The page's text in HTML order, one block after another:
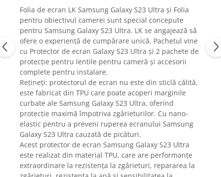
Imbracaminte barbati
Imbracaminte femei
Imbracaminte si Incaltaminte copii
Incaltaminte barbati
Incaltaminte femei
Ochelari de soare
Ochelari de vedere
Gaming, Carti & Birotica
Birotica & Papetarie
Console, Jocuri & Accesorii
Ingrijire personala & Cosmetice
Accesorii aparate de ras electrice
Accesorii aparate hair styling
Folia de ecran LK Samsung Galaxy S23 Ultra și Folia
pentru obiectivul camerei sunt special concepute
pentru Samsung Galaxy S23 Ultra. LK se angajează să
ofere o experiență de cumpărare unică. Pachetul vine
cu Protector de ecran Galaxy S23 Ultra și 2 pachete de
protecție pentru lentile pentru cameră și accesorii
complete pentru instalare.
Rețineți: protectorul de ecran nu este din sticlă călită,
este fabricat din TPU care poate acoperi marginile
curbate ale Samsung Galaxy S23 Ultra, oferind
protecție maximă împotriva zgârieturilor. Cu nano-
elastic pentru a preveni ruperea ecranului Samsung
Galaxy S23 Ultra cauzată de picături.
Acest protector de ecran Samsung Galaxy S23 Ultra
este realizat din material TPU, care are performanțe
extraordinare la rezistența la zgârieturi, repararea la